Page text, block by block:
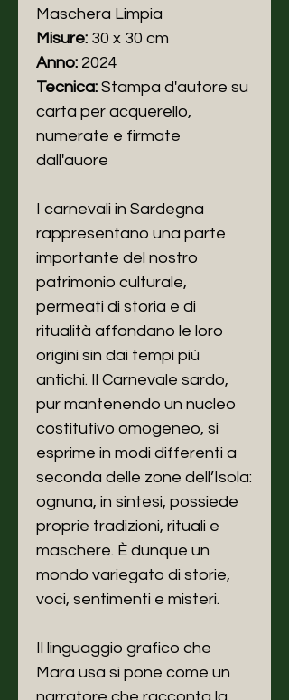
Maschera Limpia
Misure: 30 x 30 cm
Anno: 2024
Tecnica: Stampa d'autore su
carta per acquerello,
numerate e firmate
dall'auore
I carnevali in Sardegna
rappresentano una parte
importante del nostro
patrimonio culturale,
permeati di storia e di
ritualità affondano le loro
origini sin dai tempi più
antichi. Il Carnevale sardo,
pur mantenendo un nucleo
costitutivo omogeneo, si
esprime in modi differenti a
seconda delle zone dell’Isola:
ognuna, in sintesi, possiede
proprie tradizioni, rituali e
maschere. È dunque un
mondo variegato di storie,
voci, sentimenti e misteri.
Il linguaggio grafico che
Mara usa si pone come un